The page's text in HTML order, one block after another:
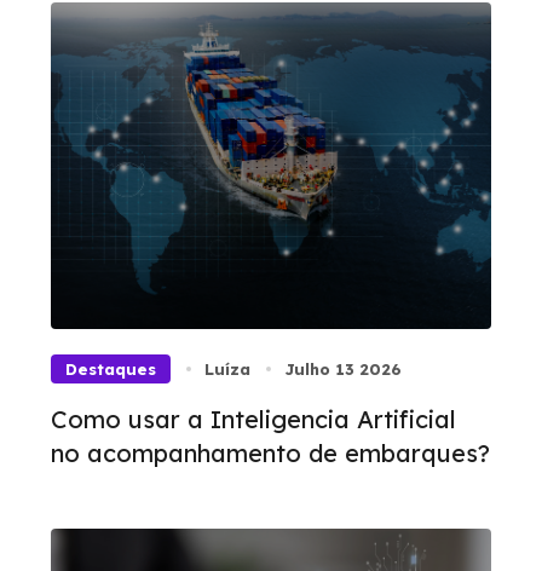
Destaques Luíza Julho 13 2026
Como usar a Inteligencia Artificial
no acompanhamento de embarques?